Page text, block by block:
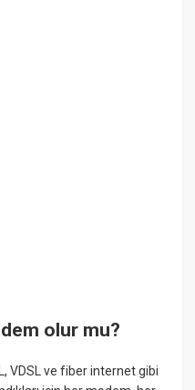
olur mu?
VDSL ve fiber internet gibi